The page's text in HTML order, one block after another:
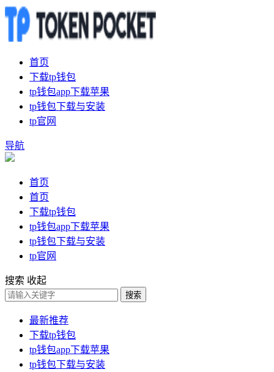
首页
下载tp钱包
tp钱包app下载苹果
tp钱包下载与安装
tp官网
导航
首页
首页
下载tp钱包
tp钱包app下载苹果
tp钱包下载与安装
tp官网
搜索 收起
搜索
最新推荐
下载tp钱包
tp钱包app下载苹果
tp钱包下载与安装